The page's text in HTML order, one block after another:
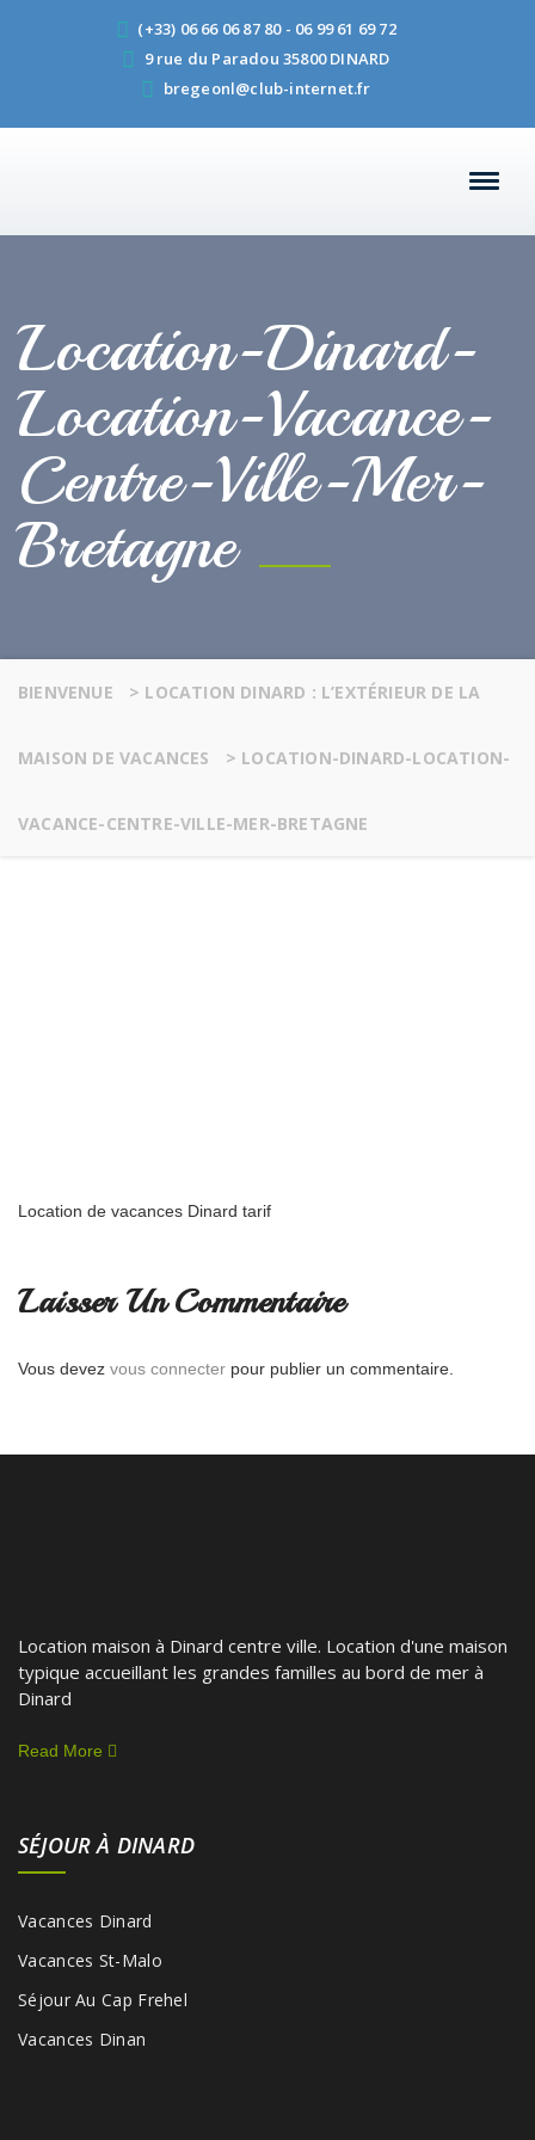
(+33) 06 66 06 87 80 - 06 99 61 69 72
9 rue du Paradou 35800 DINARD
bregeonl@club-internet.fr
Location-Dinard-
Location-Vacance-
Centre-Ville-Mer-
Bretagne
BIENVENUE > LOCATION DINARD : L’EXTÉRIEUR DE LA
MAISON DE VACANCES > LOCATION-DINARD-LOCATION-
VACANCE-CENTRE-VILLE-MER-BRETAGNE
Location de vacances Dinard tarif
Laisser Un Commentaire
Vous devez vous connecter pour publier un commentaire.
Location maison à Dinard centre ville. Location d'une maison
typique accueillant les grandes familles au bord de mer à
Dinard
Read More
SÉJOUR À DINARD
Vacances Dinard
Vacances St-Malo
Séjour Au Cap Frehel
Vacances Dinan